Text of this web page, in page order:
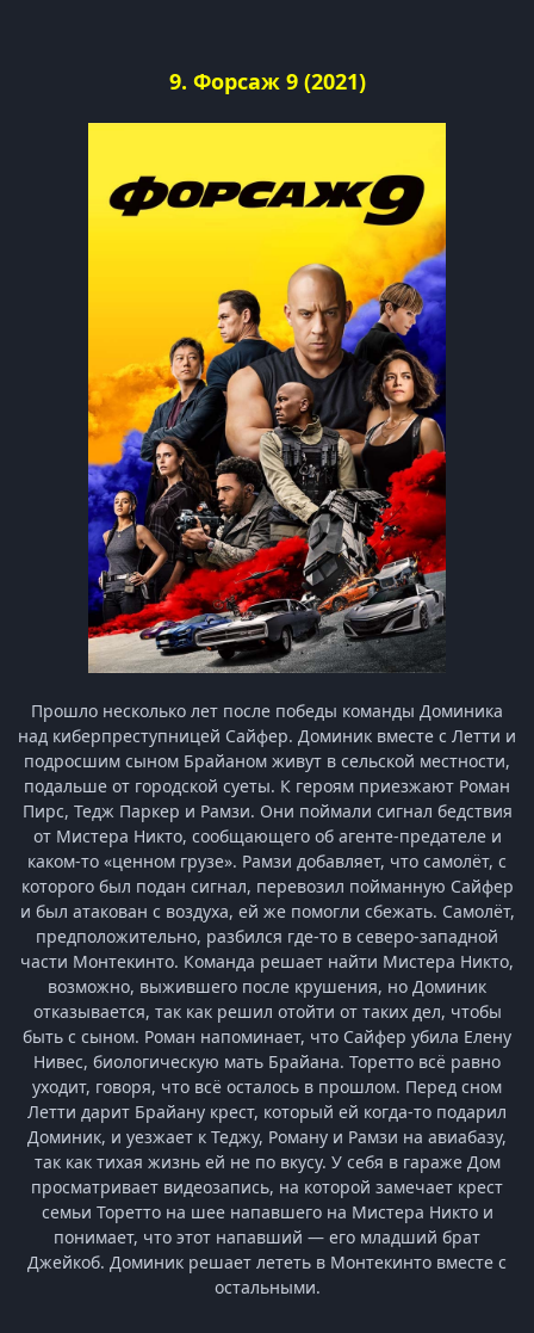
9. Форсаж 9 (2021)
Прошло несколько лет после победы команды Доминика
над киберпреступницей Сайфер. Доминик вместе с Летти и
подросшим сыном Брайаном живут в сельской местности,
подальше от городской суеты. К героям приезжают Роман
Пирс, Тедж Паркер и Рамзи. Они поймали сигнал бедствия
от Мистера Никто, сообщающего об агенте-предателе и
каком-то «ценном грузе». Рамзи добавляет, что самолёт, с
которого был подан сигнал, перевозил пойманную Сайфер
и был атакован с воздуха, ей же помогли сбежать. Самолёт,
предположительно, разбился где-то в северо-западной
части Монтекинто. Команда решает найти Мистера Никто,
возможно, выжившего после крушения, но Доминик
отказывается, так как решил отойти от таких дел, чтобы
быть с сыном. Роман напоминает, что Сайфер убила Елену
Нивес, биологическую мать Брайана. Торетто всё равно
уходит, говоря, что всё осталось в прошлом. Перед сном
Летти дарит Брайану крест, который ей когда-то подарил
Доминик, и уезжает к Теджу, Роману и Рамзи на авиабазу,
так как тихая жизнь ей не по вкусу. У себя в гараже Дом
просматривает видеозапись, на которой замечает крест
семьи Торетто на шее напавшего на Мистера Никто и
понимает, что этот напавший — его младший брат
Джейкоб. Доминик решает лететь в Монтекинто вместе с
остальными.